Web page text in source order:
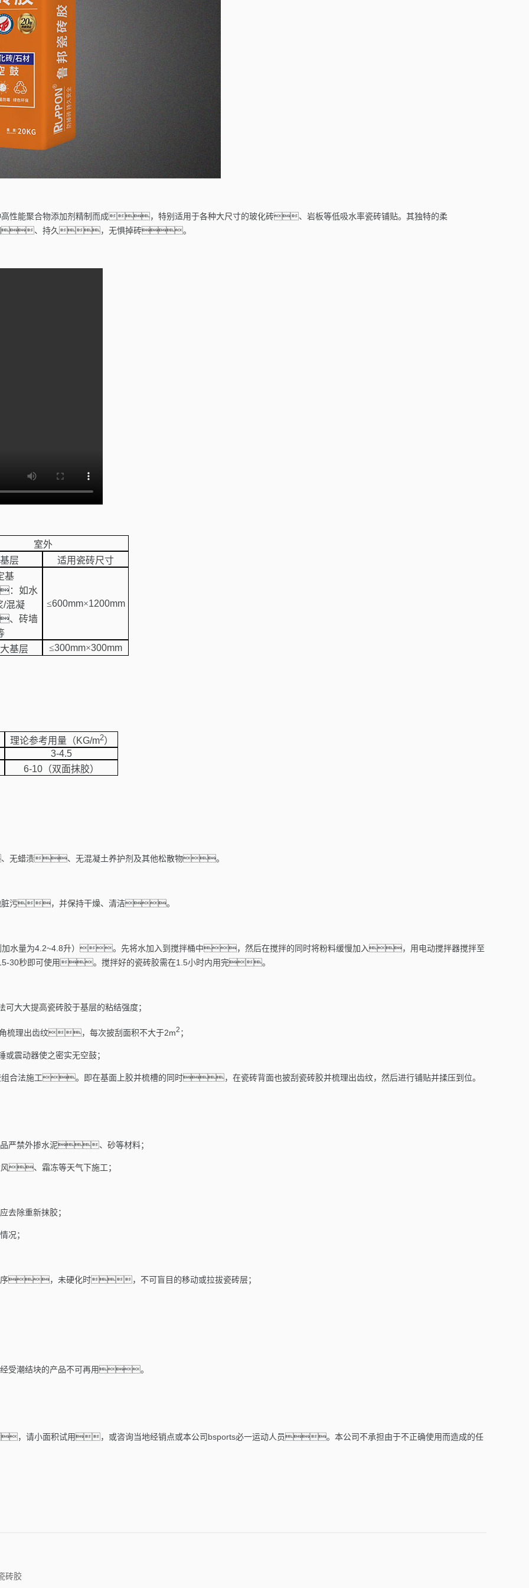
能聚合物添加剂精制而成，特别适用于各种大尺寸的玻化砖、岩板等低吸水率瓷砖铺贴。其独特的柔
固、持久，无惧掉砖。
室外
层
适用瓷砖尺寸
基
如水
/混凝
砖墙
≤600mm×1200mm
基层 ≤300mm×300mm
理论参考用量（KG/m2）
3-4.5
6-10 （双面抹胶）
渍、无混凝土养护剂及其他松散物。
脏污，并保持干燥、清洁。
加水量为4.2~4.8升）。先将水加入到搅拌桶中，然后在搅拌的同时将粉料缓慢加入，用电动搅拌器搅拌至
30秒即可使用。搅拌好的瓷砖胶需在1.5小时内用完。
大大提高瓷砖胶于基层的粘结强度；
梳理出齿纹，每次披刮面积不大于2m2 ；
震动器使之密实无空鼓；
组合法施工。即在基面上胶并梳槽的同时，在瓷砖背面也披刮瓷砖胶并梳理出齿纹，然后进行铺贴并揉压到位。
严禁外掺水泥、砂等材料；
、霜冻等天气下施工；
除重新抹胶；
况；
工序，未硬化时，不可盲目的移动或拉拔瓷砖层；
受潮结块的产品不可再用。
，请小面积试用，或咨询当地经销点或本公司bsports必一运动人员。本公司不承担由于不正确使用而造成的任
砖胶